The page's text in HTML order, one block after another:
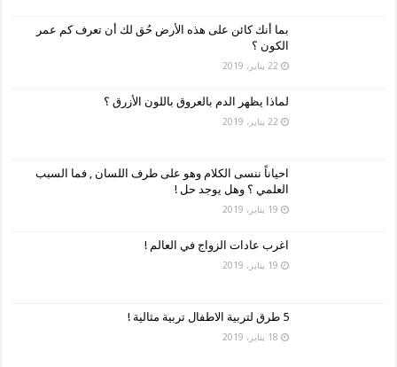
بما أنك كائن على هذه الأرض حُق لك أن تعرف كم عمر
الكون ؟
22 يناير، 2019
لماذا يظهر الدم بالعروق باللون الأزرق ؟
22 يناير، 2019
احياناً ننسى الكلام وهو على طرف اللسان , فما السبب
العلمي ؟ وهل يوجد حل !
19 يناير، 2019
اغرب عادات الزواج في العالم !
19 يناير، 2019
5 طرق لتربية الاطفال تربية مثالية !
18 يناير، 2019